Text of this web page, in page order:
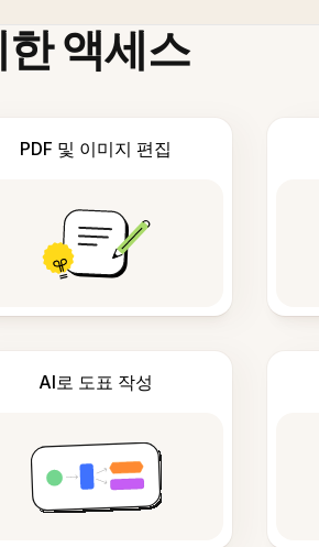
액세스
PDF 및 이미지 편집
AI로 도표 작성